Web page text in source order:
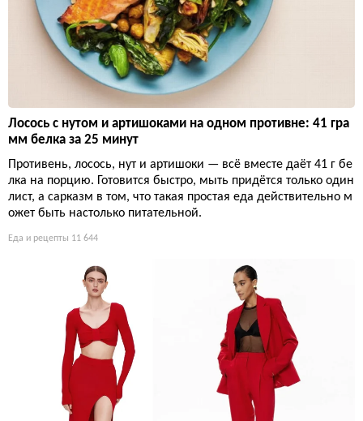
Лосось с нутом и артишоками на одном противне: 41 гра
мм белка за 25 минут
Противень, лосось, нут и артишоки — всё вместе даёт 41 г бе
лка на порцию. Готовится быстро, мыть придётся только один
лист, а сарказм в том, что такая простая еда действительно м
ожет быть настолько питательной.
Еда и рецепты 11 644